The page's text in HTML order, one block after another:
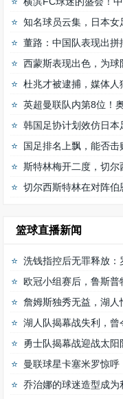
知名球员云集，日本女
董路：中国队表现出拼
西蒙斯表现出色，为球
杜兆才被逮捕，媒体人
英超曼联队内第8位！奥纳
韩国足协计划效仿日本足协
国足排名上飘，能否击
斯特林梅开二度，切尔
切尔西斯特林在对阵
篮球直播新闻
洗钱指控后无罪释放：
欧冠小组赛后，鲁斯普特科离
詹姆斯独秀无益，湖
湖人队揭幕战失利，曾
勇士队揭幕战迎战太阳队
曼联球星卡塞米罗惊
乔治娜的球迷造型成